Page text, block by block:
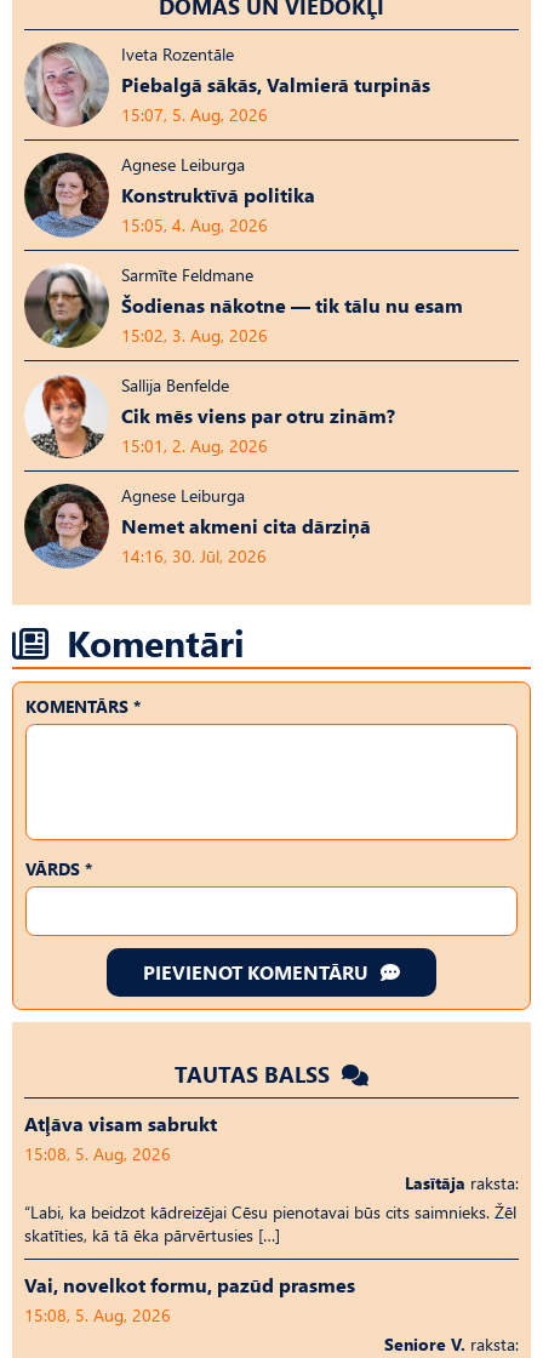
Iveta Rozentāle
Piebalgā sākās, Valmierā turpinās
15:07, 5. Aug, 2026
Agnese Leiburga
Konstruktīvā politika
15:05, 4. Aug, 2026
Sarmīte Feldmane
Šodienas nākotne — tik tālu nu esam
15:02, 3. Aug, 2026
Sallija Benfelde
Cik mēs viens par otru zinām?
15:01, 2. Aug, 2026
Agnese Leiburga
Nemet akmeni cita dārziņā
14:16, 30. Jūl, 2026
Komentāri
KOMENTĀRS *
VĀRDS *
PIEVIENOT KOMENTĀRU
TAUTAS BALSS
Atļāva visam sabrukt
15:08, 5. Aug, 2026
Lasītāja raksta:
“Labi, ka beidzot kādreizējai Cēsu pienotavai būs cits saimnieks. Žēl
skatīties, kā tā ēka pārvērtusies […]
Vai, novelkot formu, pazūd prasmes
15:08, 5. Aug, 2026
Seniore V. raksta: